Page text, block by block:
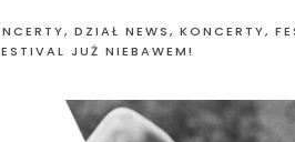
, DZIAŁ NEWS, KONCERTY,
JUŻ NIEBAWEM!